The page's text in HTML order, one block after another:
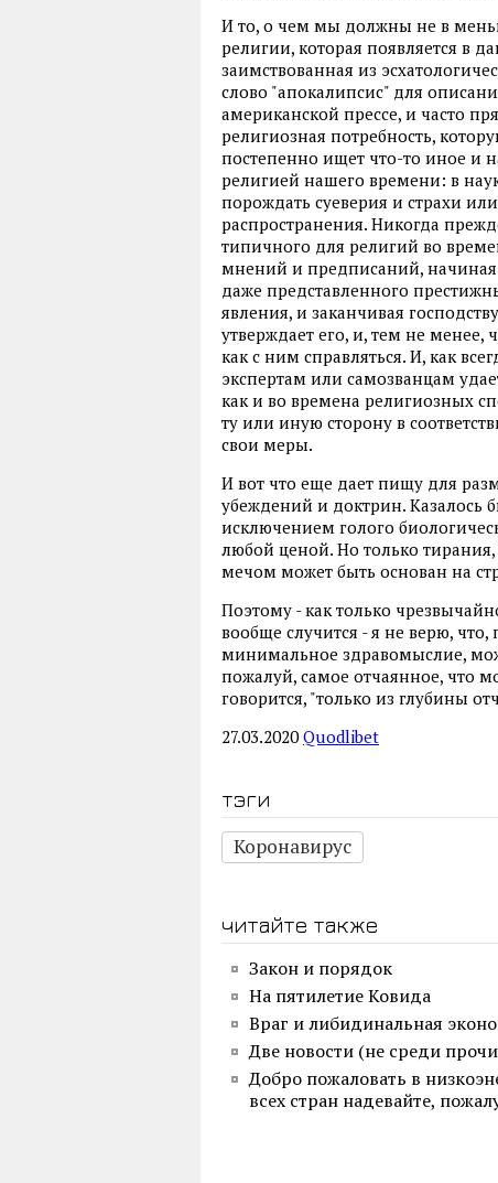
И то, о чем мы должны не в
религии, которая появляется в
заимствованная из
слово "апокалипсис" для
американской прессе, и часто
религиозная потребность,
постепенно ищет что-то иное и
религией нашего времени: в
порождать суеверия и страхи
распространения. Никогда
типичного для религий во
мнений и предписаний, начиная
даже представленного
явления, и заканчивая
утверждает его, и, тем не менее,
как с ним справляться. И, как
экспертам или самозванцам
как и во времена религиозных
ту или иную сторону в
свои меры.
И вот что еще дает пищу для
убеждений и доктрин. Казалось
исключением голого
любой ценой. Но только
мечом может быть основан на
Поэтому - как только
вообще случится - я не верю,
минимальное здравомыслие,
пожалуй, самое отчаянное, что
говорится, "только из глубины
27.03.2020Quodlibet
тэги
Коронавирус
читайте также
Закон и порядок
На пятилетие Ковида
Враг и либидинальная
Две новости (не среди
Добро пожаловать в
всех стран надевайте,